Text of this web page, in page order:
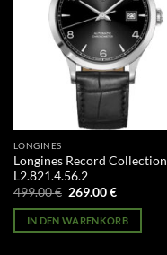
LONGINES
Longines Record Collection
L2.821.4.56.2
499.00€ Ursprünglicher
war:
499.00 €
269.00€Aktueller
ist:
269.00 €.
IN DEN WARENKORB